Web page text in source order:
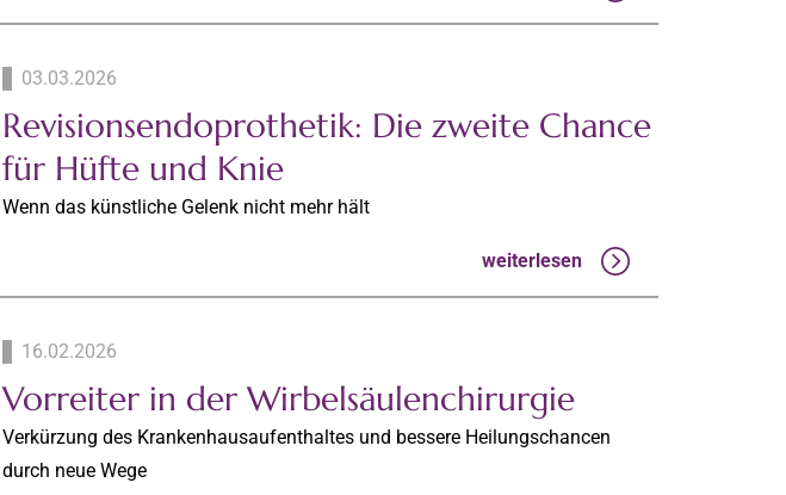
03.03.2026
Revisionsendoprothetik: Die zweite Chance
für Hüfte und Knie
Wenn das künstliche Gelenk nicht mehr hält
weiterlesen
16.02.2026
Vorreiter in der Wirbelsäulenchirurgie
Verkürzung des Krankenhausaufenthaltes und bessere Heilungschancen
durch neue Wege